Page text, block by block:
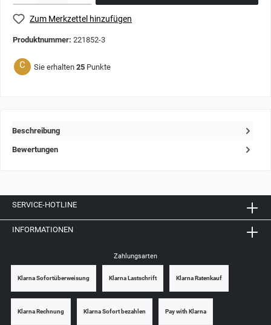
Zum Merkzettel hinzufügen
Produktnummer: 221852-3
C Sie erhalten 25 Punkte
Beschreibung
Bewertungen
SERVICE-HOTLINE
INFORMATIONEN
Zahlungsarten
Klarna Sofortüberweisung Klarna Lastschrift Klarna Ratenkauf
Klarna Rechnung Klarna Sofort bezahlen Pay with Klarna